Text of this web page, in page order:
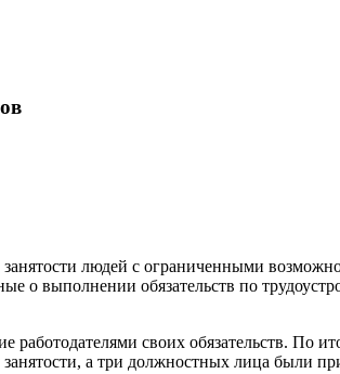
людей с ограниченными
выполнении обязательств по
своих обязательств. По
а три должностных лица были